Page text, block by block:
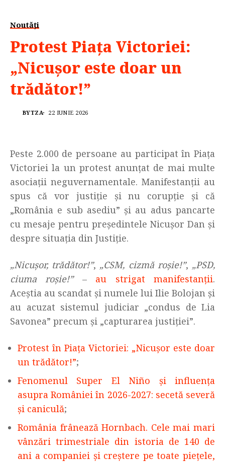
Noutăți
Protest Piața Victoriei:
„Nicușor este doar un
trădător!”
BYTZA 22 IUNIE 2026
Peste 2.000 de persoane au participat în Piaţa
Victoriei la un protest anunţat de mai multe
asociaţii neguvernamentale. Manifestanţii au
spus că vor justiţie şi nu corupţie şi că
„România e sub asediu” și au adus pancarte
cu mesaje pentru președintele Nicușor Dan și
despre situația din Justiție.
„Nicușor, trădător!”, „CSM, cizmă roșie!”, „PSD,
ciuma roșie!”– au strigat manifestanții.
Aceștia au scandat și numele lui Ilie Bolojan și
au acuzat sistemul judiciar „condus de Lia
Savonea” precum și „capturarea justiției”.
Protest în Piața Victoriei: „Nicușor este doar
un trădător!”;
Fenomenul Super El Niño și influența
asupra României în 2026-2027: secetă severă
și caniculă;
România frânează Hornbach. Cele mai mari
vânzări trimestriale din istoria de 140 de
ani a companiei și creștere pe toate piețele,